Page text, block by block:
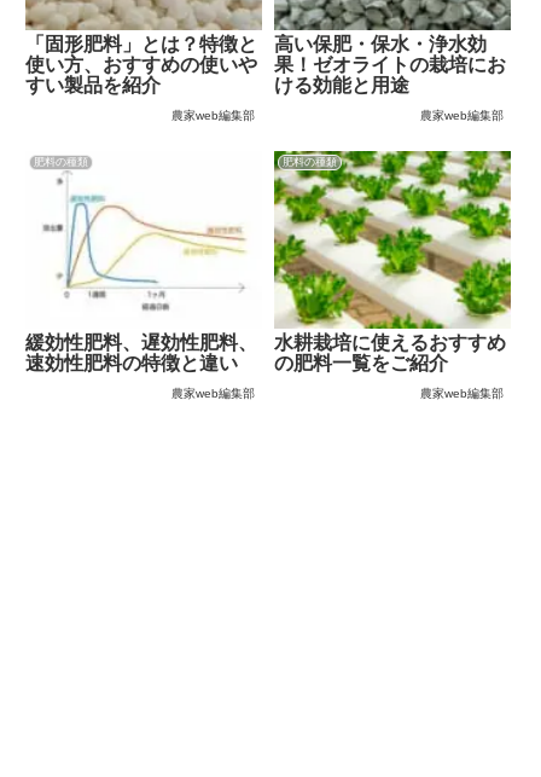
「固形肥料」とは？特徴と
使い方、おすすめの使いや
すい製品を紹介
農家web編集部
高い保肥・保水・浄水効
果！ゼオライトの栽培にお
ける効能と用途
農家web編集部
肥料の種類
緩効性肥料、遅効性肥料、
速効性肥料の特徴と違い
農家web編集部
肥料の種類
水耕栽培に使えるおすすめ
の肥料一覧をご紹介
農家web編集部